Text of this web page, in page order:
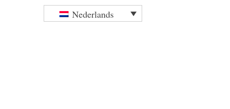
Nederlands